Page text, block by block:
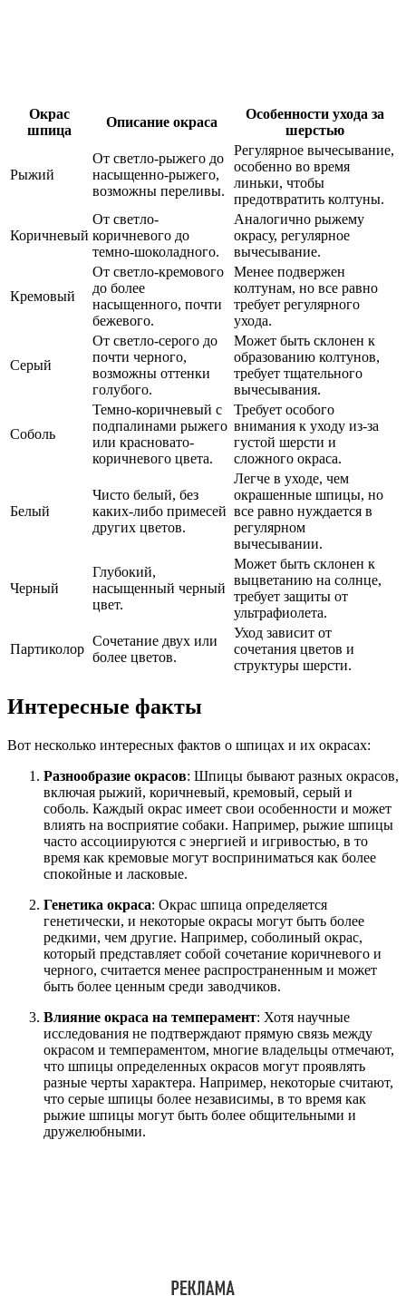
Окрас
шпица
Описание окраса
Особенности ухода за
шерстью
Рыжий
От светло-рыжего до
насыщенно-рыжего,
возможны переливы.
Регулярное вычесывание,
особенно во время
линьки, чтобы
предотвратить колтуны.
Коричневый
От светло-
коричневого до
темно-шоколадного.
Аналогично рыжему
окрасу, регулярное
вычесывание.
Кремовый
От светло-кремового
до более
насыщенного, почти
бежевого.
Менее подвержен
колтунам, но все равно
требует регулярного
ухода.
Серый
От светло-серого до
почти черного,
возможны оттенки
голубого.
Может быть склонен к
образованию колтунов,
требует тщательного
вычесывания.
Соболь
Темно-коричневый с
подпалинами рыжего
или красновато-
коричневого цвета.
Требует особого
внимания к уходу из-за
густой шерсти и
сложного окраса.
Белый
Чисто белый, без
каких-либо примесей
других цветов.
Легче в уходе, чем
окрашенные шпицы, но
все равно нуждается в
регулярном
вычесывании.
Черный
Глубокий,
насыщенный черный
цвет.
Может быть склонен к
выцветанию на солнце,
требует защиты от
ультрафиолета.
Партиколор
Сочетание двух или
более цветов.
Уход зависит от
сочетания цветов и
структуры шерсти.
Интересные факты
Вот несколько интересных фактов о шпицах и их окрасах:
Разнообразие окрасов: Шпицы бывают разных окрасов,
включая рыжий, коричневый, кремовый, серый и
соболь. Каждый окрас имеет свои особенности и может
влиять на восприятие собаки. Например, рыжие шпицы
часто ассоциируются с энергией и игривостью, в то
время как кремовые могут восприниматься как более
спокойные и ласковые.
Генетика окраса: Окрас шпица определяется
генетически, и некоторые окрасы могут быть более
редкими, чем другие. Например, соболиный окрас,
который представляет собой сочетание коричневого и
черного, считается менее распространенным и может
быть более ценным среди заводчиков.
Влияние окраса на темперамент: Хотя научные
исследования не подтверждают прямую связь между
окрасом и темпераментом, многие владельцы отмечают,
что шпицы определенных окрасов могут проявлять
разные черты характера. Например, некоторые считают,
что серые шпицы более независимы, в то время как
рыжие шпицы могут быть более общительными и
дружелюбными.